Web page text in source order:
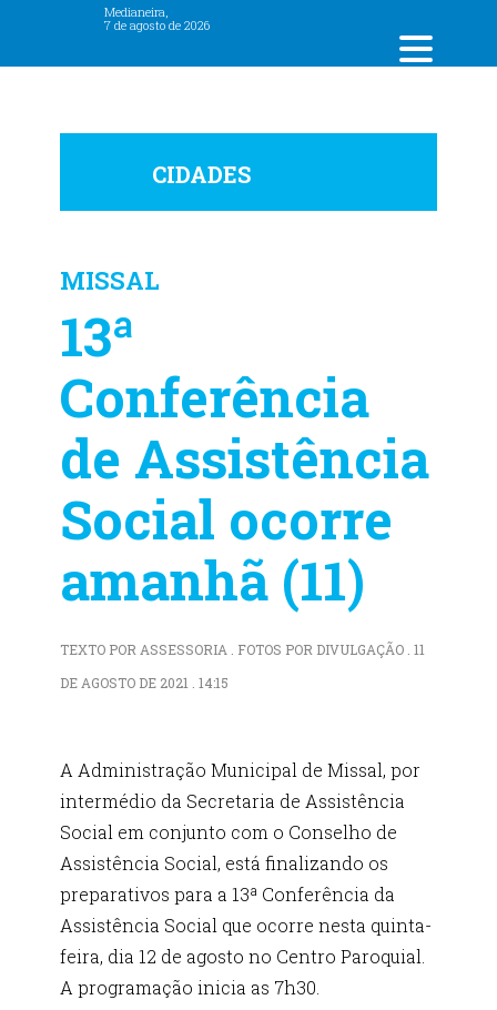
Medianeira,
7 de agosto de 2026
CIDADES
MISSAL
13ª
Conferência
de Assistência
Social ocorre
amanhã (11)
TEXTO POR ASSESSORIA . FOTOS POR DIVULGAÇÃO . 11
DE AGOSTO DE 2021 . 14:15
A Administração Municipal de Missal, por
intermédio da Secretaria de Assistência
Social em conjunto com o Conselho de
Assistência Social, está finalizando os
preparativos para a 13ª Conferência da
Assistência Social que ocorre nesta quinta-
feira, dia 12 de agosto no Centro Paroquial.
A programação inicia as 7h30.